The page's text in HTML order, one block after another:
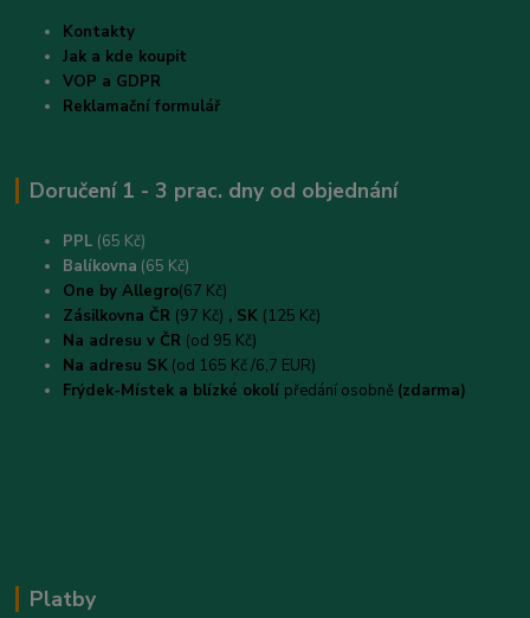
Kontakty
Jak a kde koupit
VOP a GDPR
Reklamační formulář
Doručení 1 - 3 prac. dny od objednání
PPL (65 Kč)
Balíkovna (65 Kč)
One by Allegro(67 Kč)
Zásilkovna ČR (97 Kč) , SK (125 Kč)
Na adresu v ČR (od 95 Kč)
Na adresu SK (od 165 Kč /6,7 EUR)
Frýdek-Místek a blízké okolí předání osobně (zdarma)
Platby